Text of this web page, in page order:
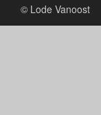
© Lode Vanoost